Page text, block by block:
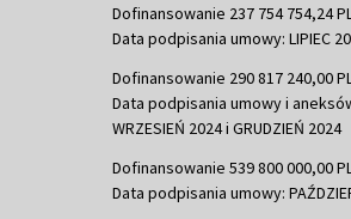
Dofinansowanie 237 754 754,24
Data podpisania umowy: LIPIEC
Dofinansowanie 290 817 240,00
Data podpisania umowy i
WRZESIEŃ 2024 i GRUDZIEŃ 2024
Dofinansowanie 539 800 000,00
Data podpisania umowy: